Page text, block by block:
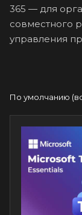
365 — для
совместного
управления
По умолчанию